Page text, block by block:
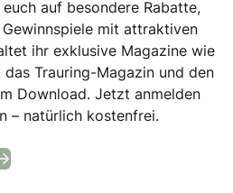
auf besondere Rabatte,
mit attraktiven
ihr exklusive Magazine wie
Trauring-Magazin und den
Download. Jetzt anmelden
– natürlich kostenfrei.
B&B Club